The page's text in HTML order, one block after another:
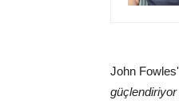
John
güçlendiriyor